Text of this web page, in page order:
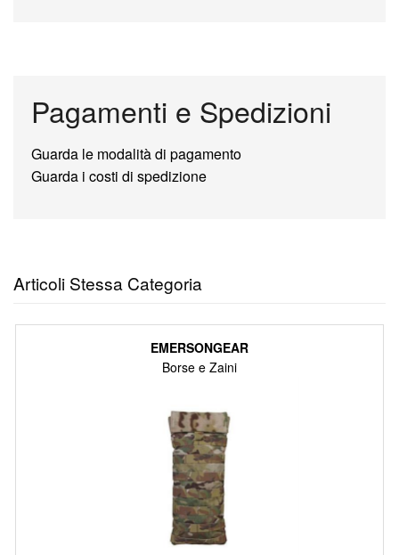
Pagamenti e Spedizioni
Guarda le modalità di pagamento
Guarda i costi di spedizione
Articoli Stessa Categoria
EMERSONGEAR
Borse e Zaini